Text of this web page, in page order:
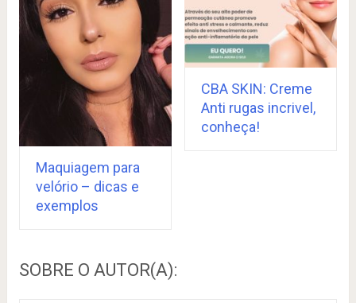
Maquiagem para
velório – dicas e
exemplos
CBA SKIN: Creme
Anti rugas incrivel,
conheça!
SOBRE O AUTOR(A):